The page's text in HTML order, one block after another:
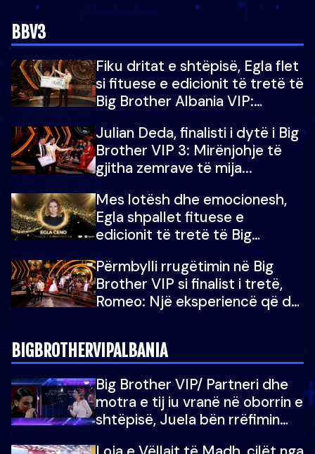
BBV3
Fiku dritat e shtëpisë, Egla flet
si fituese e edicionit të tretë të
Big Brother Albania VIP:
Julian Deda, finalisti i dytë i Big
Brother VIP 3: Mirënjohje të
gjitha zemrave të mija...
Mes lotësh dhe emocionesh,
Egla shpallet fituese e
edicionit të tretë të Big
Përmbylli rrugëtimin në Big
Brother VIP si finalist i tretë,
Romeo: Një eksperiencë që do
BIGBROTHERVIPALBANIA
Big Brother VIP/ Partneri dhe
motra e tij iu vranë në oborrin e
shtëpisë, Juela bën rrëfimin